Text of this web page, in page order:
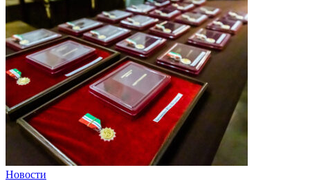
Новости